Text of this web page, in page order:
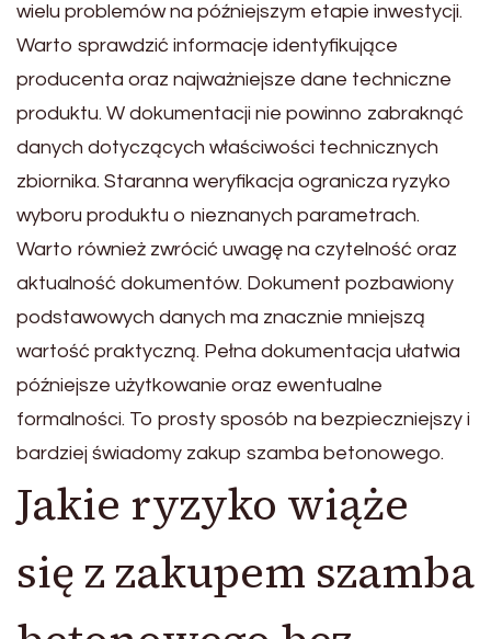
wielu problemów na późniejszym etapie inwestycji.
Warto sprawdzić informacje identyfikujące
producenta oraz najważniejsze dane techniczne
produktu. W dokumentacji nie powinno zabraknąć
danych dotyczących właściwości technicznych
zbiornika. Staranna weryfikacja ogranicza ryzyko
wyboru produktu o nieznanych parametrach.
Warto również zwrócić uwagę na czytelność oraz
aktualność dokumentów. Dokument pozbawiony
podstawowych danych ma znacznie mniejszą
wartość praktyczną. Pełna dokumentacja ułatwia
późniejsze użytkowanie oraz ewentualne
formalności. To prosty sposób na bezpieczniejszy i
bardziej świadomy zakup szamba betonowego.
Jakie ryzyko wiąże
się z zakupem szamba